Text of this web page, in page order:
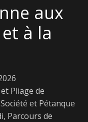
aux
à la
Pliage de
et Pétanque
Parcours de